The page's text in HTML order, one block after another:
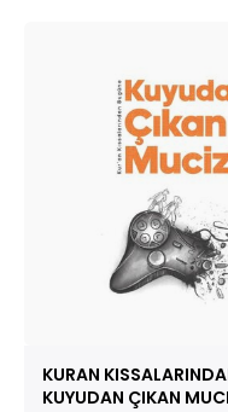
KURAN
KUYUDAN ÇIKAN